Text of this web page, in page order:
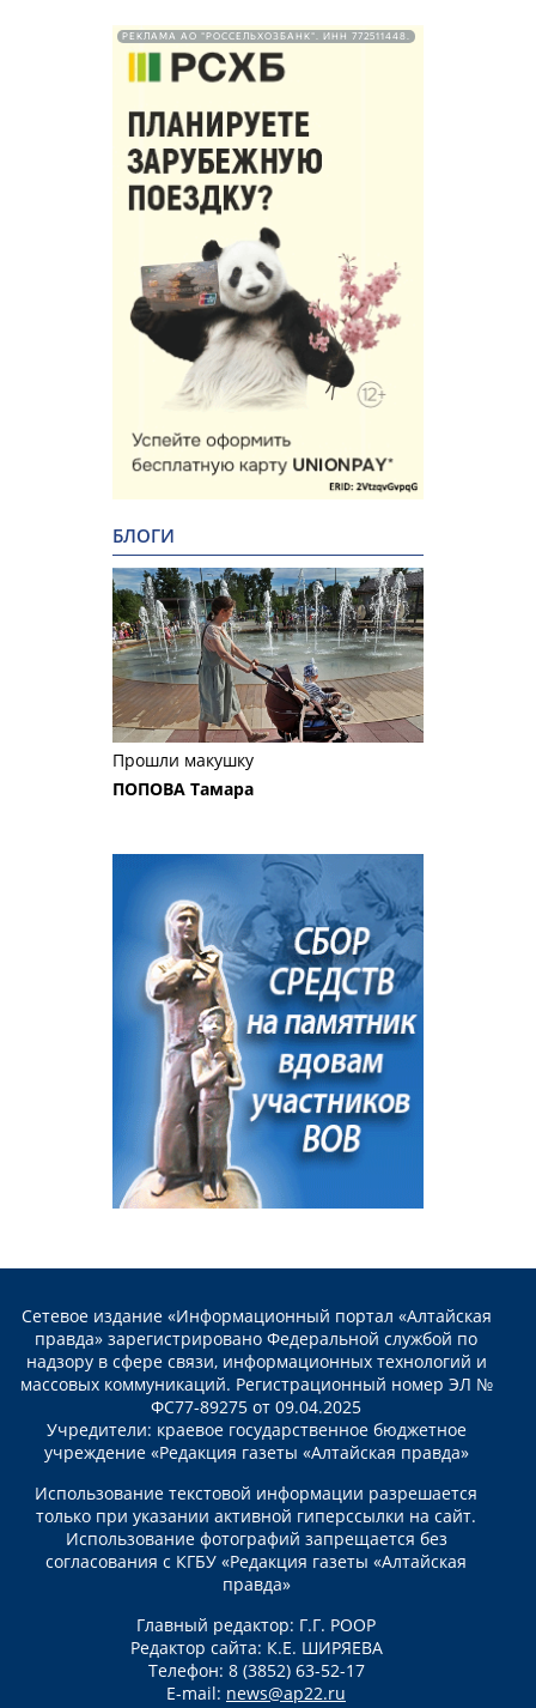
РЕКЛАМА АО "РОССЕЛЬХОЗБАНК". ИНН 772511448.
БЛОГИ
Прошли макушку
ПОПОВА Тамара
Сетевое издание «Информационный портал «Алтайская
правда» зарегистрировано Федеральной службой по
надзору в сфере связи, информационных технологий и
массовых коммуникаций. Регистрационный номер ЭЛ №
ФС77-89275 от 09.04.2025
Учредители: краевое государственное бюджетное
учреждение «Редакция газеты «Алтайская правда»
Использование текстовой информации разрешается
только при указании активной гиперссылки на сайт.
Использование фотографий запрещается без
согласования с КГБУ «Редакция газеты «Алтайская
правда»
Главный редактор: Г.Г. РООР
Редактор сайта: К.Е. ШИРЯЕВА
Телефон: 8 (3852) 63-52-17
E-mail: news@ap22.ru